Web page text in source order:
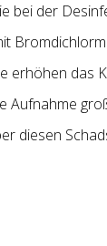
bei der
erhöhen das
Aufnahme
diesen